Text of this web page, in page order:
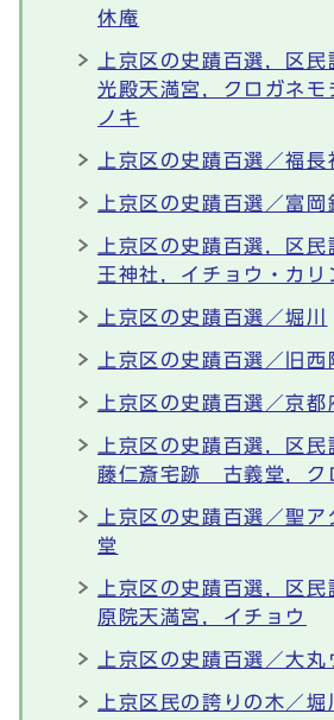
休庵
上京区の史蹟百選，区
光殿天満宮，クロガネモ
ノキ
上京区の史蹟百選／福長
上京区の史蹟百選／富岡
上京区の史蹟百選，区
王神社，イチョウ・カリ
上京区の史蹟百選／堀川
上京区の史蹟百選／旧
上京区の史蹟百選／京
上京区の史蹟百選，区
藤仁斎宅跡 古義堂，ク
上京区の史蹟百選／聖
堂
上京区の史蹟百選，区
原院天満宮，イチョウ
上京区の史蹟百選／大丸
上京区民の誇りの木／